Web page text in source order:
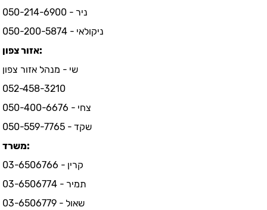
ניר - 050-214-6900
ניקולאי - 050-200-5874
אזור צפון:
שי - מנהל אזור צפון
052-458-3210
צחי - 050-400-6676
שקד - 050-559-7765
משרד:
קרין - 03-6506766
תמיר - 03-6506774
שאול - 03-6506779